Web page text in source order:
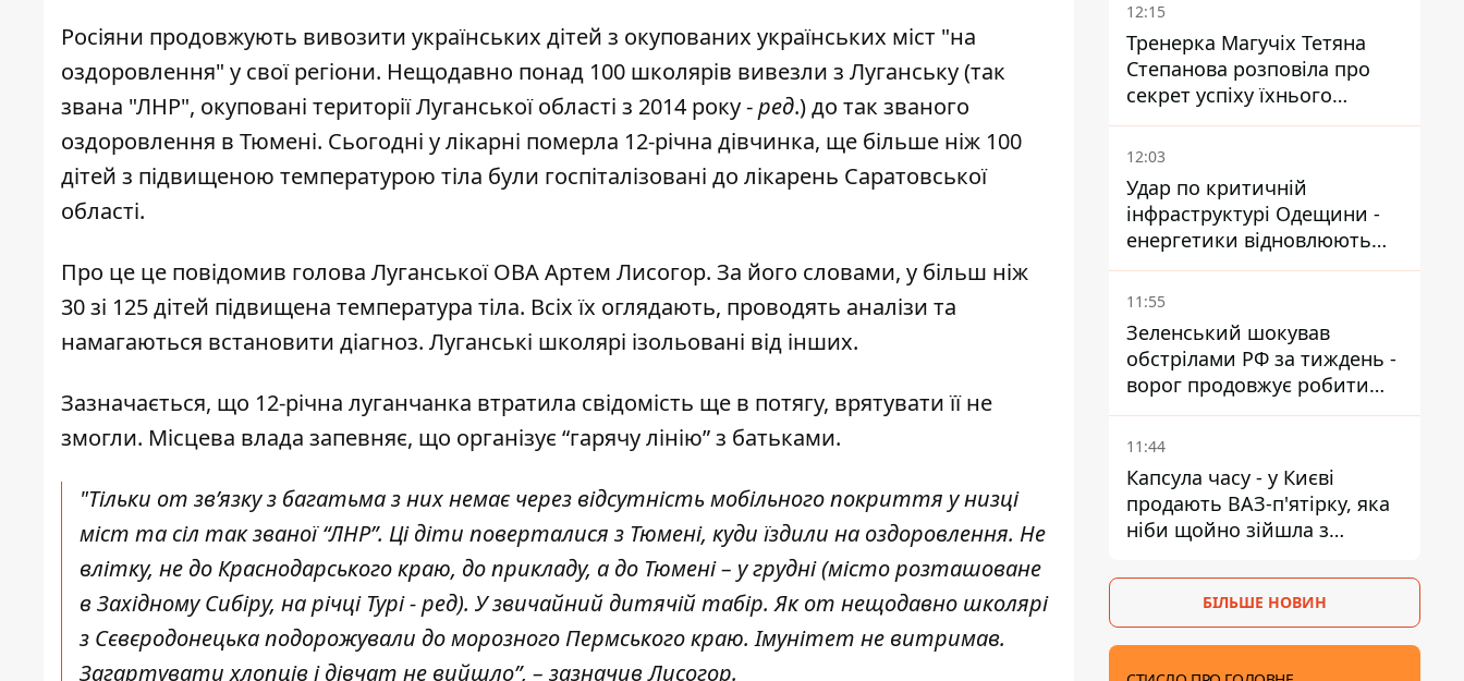
Росіяни продовжують вивозити українських дітей з окупованих українських міст "на
оздоровлення" у свої регіони. Нещодавно понад 100 школярів вивезли з Луганську (так
звана "ЛНР", окуповані території Луганської області з 2014 року -ред.) до так званого
оздоровлення в Тюмені. Сьогодні у лікарні померла 12-річна дівчинка, ще більше ніж 100
дітей з підвищеною температурою тіла були госпіталізовані до лікарень Саратовської
області.
Про це це повідомив голова Луганської ОВА Артем Лисогор. За його словами, у більш ніж
30 зі 125 дітей підвищена температура тіла. Всіх їх оглядають, проводять аналізи та
намагаються встановити діагноз. Луганські школярі ізольовані від інших.
Зазначається, що 12-річна луганчанка втратила свідомість ще в потягу, врятувати її не
змогли. Місцева влада запевняє, що організує “гарячу лінію” з батьками.
"Тільки от зв’язку з багатьма з них немає через відсутність мобільного покриття у низці
міст та сіл так званої “ЛНР”. Ці діти поверталися з Тюмені, куди їздили на оздоровлення. Не
влітку, не до Краснодарського краю, до прикладу, а до Тюмені – у грудні (місто розташоване
в Західному Сибіру, на річці Турі -ред). У звичайний дитячій табір. Як от нещодавно школярі
з Сєвєродонецька подорожували до морозного Пермського краю. Імунітет не витримав.
Загартувати хлопців і дівчат не вийшло”, – зазначив Лисогор.
12:15
Тренерка Магучіх Тетяна
Степанова розповіла про
секрет успіху їхнього
тандему
12:03
Удар по критичній
інфраструктурі Одещини -
енергетики відновлюють
світло
11:55
Зеленський шокував
обстрілами РФ за тиждень -
ворог продовжує робити
ставку на балістичний
терор
11:44
Капсула часу - у Києві
продають ВАЗ-п'ятірку, яка
ніби щойно зійшла з
БІЛЬШЕ НОВИН